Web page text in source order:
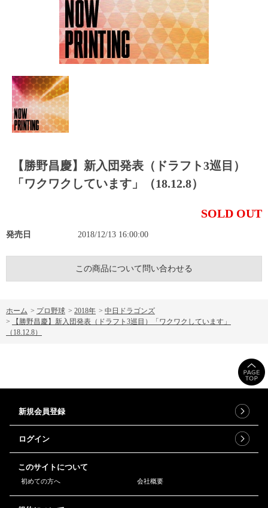
【勝野昌慶】新入団発表（ドラフト3巡目）
「ワクワクしています」（18.12.8）
SOLD OUT
発売日 2018/12/13 16:00:00
この商品について問い合わせる
ホーム > プロ野球 > 2018年 > 中日ドラゴンズ
>
【勝野昌慶】新入団発表（ドラフト3巡目）「ワクワクしています」
（18.12.8）
新規会員登録
ログイン
このサイトについて
初めての方へ 会社概要